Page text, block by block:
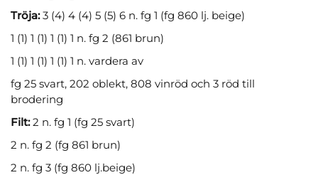
Tröja:3 (4) 4 (4) 5 (5) 6 n. fg 1 (fg 860 lj. beige)
1 (1) 1 (1) 1 (1) 1 n. fg 2 (861 brun)
1 (1) 1 (1) 1 (1) 1 n. vardera av
fg 25 svart, 202 oblekt, 808 vinröd och 3 röd till
brodering
Filt:2 n. fg 1 (fg 25 svart)
2 n. fg 2 (fg 861 brun)
2 n. fg 3 (fg 860 lj.beige)